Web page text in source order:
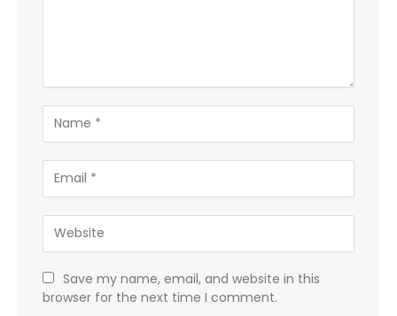
Save my name, email, and website in this
browser for the next time I comment.